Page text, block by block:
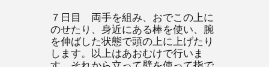
７日目 両手を組み、おでこの上に
のせたり、身近にある棒を使い、腕
を伸ばした状態で頭の上に上げたり
します。以上はあおむけで行いま